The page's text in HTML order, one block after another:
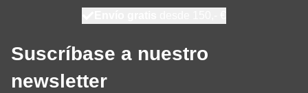
Suscríbase a nuestro
newsletter